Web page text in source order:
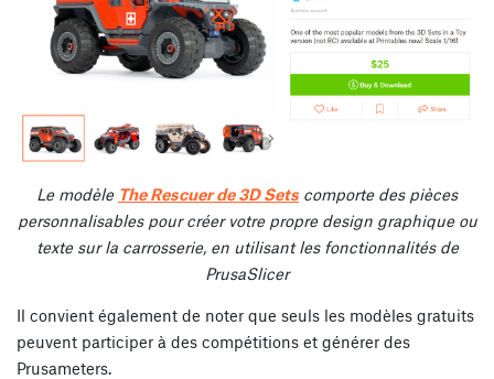
Le modèle The Rescuer de 3D Sets comporte des pièces
personnalisables pour créer votre propre design graphique ou
texte sur la carrosserie, en utilisant les fonctionnalités de
PrusaSlicer
Il convient également de noter que seuls les modèles gratuits
peuvent participer à des compétitions et générer des
Prusameters.